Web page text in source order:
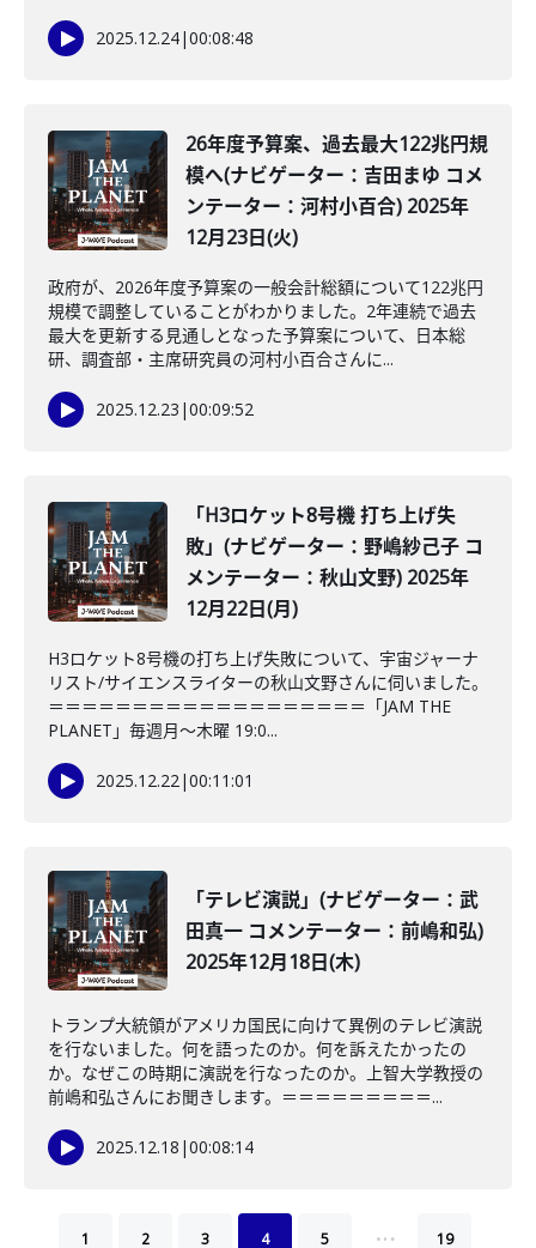
2025.12.24|00:08:48
26年度予算案、過去最大122兆円規
模へ(ナビゲーター：吉田まゆ コメ
ンテーター：河村小百合) 2025年
12月23日(火)
政府が、2026年度予算案の一般会計総額について122兆円
規模で調整していることがわかりました。2年連続で過去
最大を更新する見通しとなった予算案について、日本総
研、調査部・主席研究員の河村小百合さんに...
2025.12.23 |00:09:52
「H3ロケット8号機 打ち上げ失
敗」(ナビゲーター：野嶋紗己子 コ
メンテーター：秋山文野) 2025年
12月22日(月)
H3ロケット8号機の打ち上げ失敗について、宇宙ジャーナ
リスト/サイエンスライターの秋山文野さんに伺いました。
＝＝＝＝＝＝＝＝＝＝＝＝＝＝＝＝＝＝＝「JAM THE
PLANET」毎週月～木曜 19:0...
2025.12.22|00:11:01
「テレビ演説」(ナビゲーター：武
田真一 コメンテーター：前嶋和弘)
2025年12月18日(木)
トランプ大統領がアメリカ国民に向けて異例のテレビ演説
を行ないました。何を語ったのか。何を訴えたかったの
か。なぜこの時期に演説を行なったのか。上智大学教授の
前嶋和弘さんにお聞きします。＝＝＝＝＝＝＝＝＝...
2025.12.18 |00:08:14
1 2 3 4 5 … 19